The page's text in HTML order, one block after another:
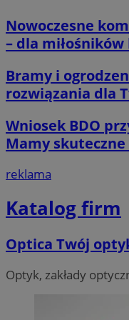
Nowoczesne
– dla
Bramy i
rozwiązania dla
Wniosek BDO
Mamy
reklama
Katalog firm
Optica Twój
Optyk, zakłady
__cf_bm